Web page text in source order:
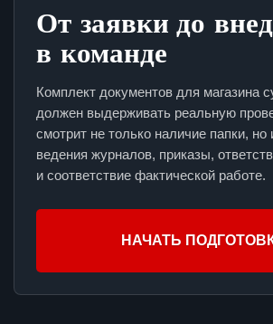
От заявки до
в команде
Комплект документов для магазина
должен выдерживать реальную
смотрит не только наличие папки, но
ведения журналов, приказы,
и соответствие фактической работе.
НАЧАТЬ